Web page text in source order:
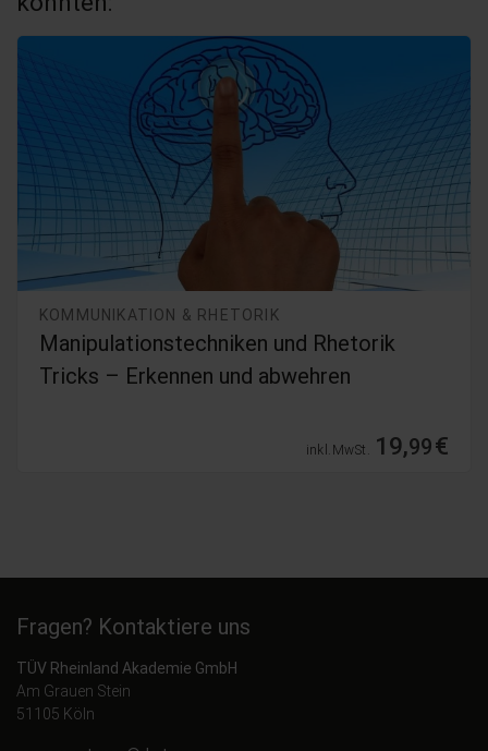
KOMMUNIKATION & RHETORIK
Manipulationstechniken und Rhetorik
Tricks – Erkennen und abwehren
inkl. MwSt. 19,99€
Fragen? Kontaktiere uns
TÜV Rheinland Akademie GmbH
Am Grauen Stein
51105 Köln